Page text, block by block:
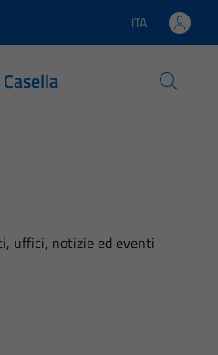
Lingua attiva:
ITA
uffici, notizie ed eventi